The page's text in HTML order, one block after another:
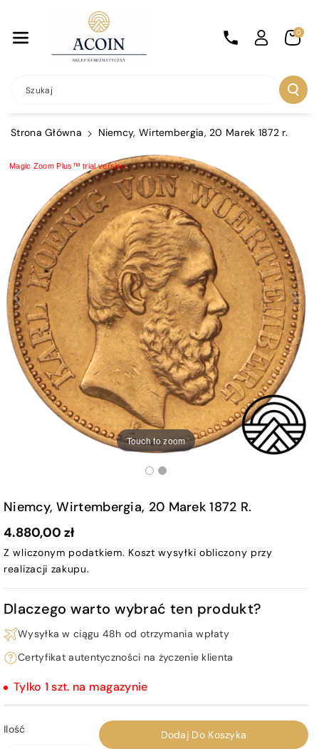
Szukaj
0
Strona Główna Niemcy, Wirtembergia, 20 Marek 1872 r.
Touch to zoom
Magic Zoom Plus™ trial version
Niemcy, Wirtembergia, 20 Marek 1872 R.
4.880,00 zł
Z wliczonym podatkiem. Koszt wysyłki obliczony przy
realizacji zakupu.
Dlaczego warto wybrać ten produkt?
Wysyłka w ciągu 48h od otrzymania wpłaty
Certyfikat autentyczności na życzenie klienta
Tylko 1 szt. na magazynie
Ilość Dodaj Do Koszyka